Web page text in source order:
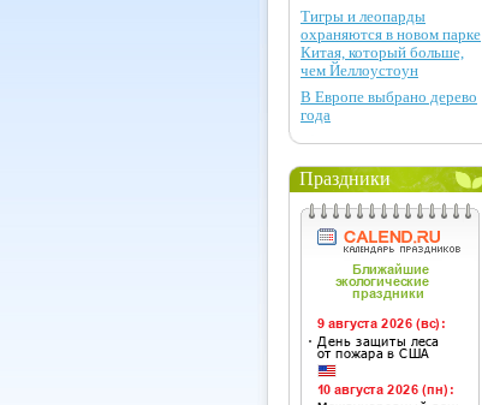
Тигры и леопарды
охраняются в новом парке
Китая, который больше,
чем Йеллоустоун
В Европе выбрано дерево
года
Праздники